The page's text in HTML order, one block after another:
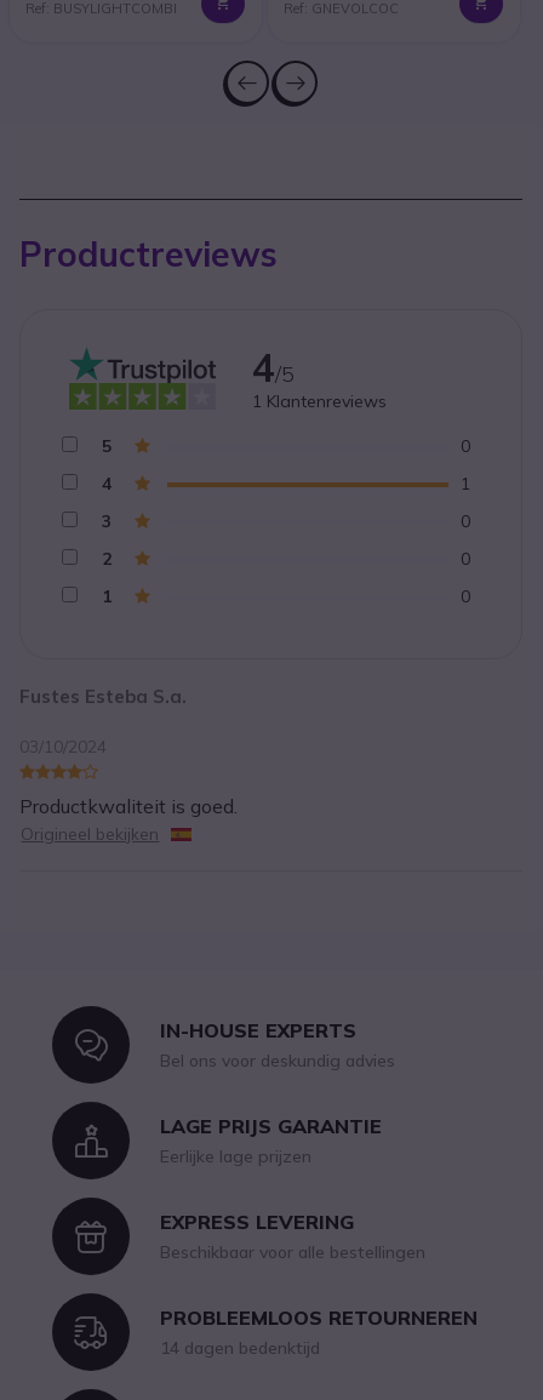
Ref: BUSYLIGHTCOMBI Ref: GNEVOLCOC
Productreviews
Fustes Esteba S.a.
03/10/2024
Productkwaliteit is goed.
Origineel bekijken
4/5
1 Klantenreviews
5
0
4
1
3
0
2
0
1
0
IconIN-HOUSE EXPERTS
Bel ons voor deskundig advies
IconLAGE PRIJS GARANTIE
Eerlijke lage prijzen
IconEXPRESS LEVERING
Beschikbaar voor alle bestellingen
IconPROBLEEMLOOS RETOURNEREN
14 dagen bedenktijd